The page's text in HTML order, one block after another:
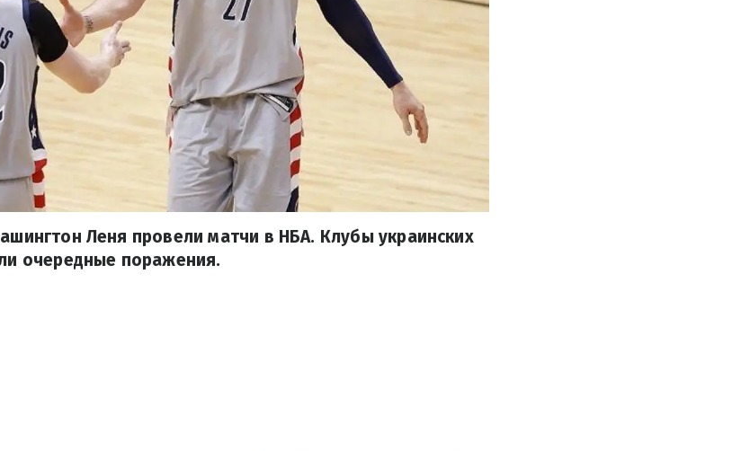
Леня провели матчи в НБА. Клубы украинских
очередные поражения.